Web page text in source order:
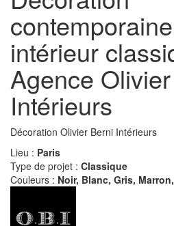
intérieur
Agence
Intérieurs
Décoration Olivier Berni Intérieurs
Lieu : Paris
Type de projet : Classique
Couleurs : Noir, Blanc, Gris,